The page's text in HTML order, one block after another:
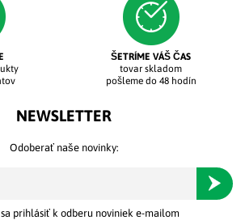
ŠETRÍME VÁŠ ČAS
tovar skladom
pošleme do 48 hodín
NEWSLETTER
Odoberať naše novinky:
prihlásiť k odberu noviniek e-mailom